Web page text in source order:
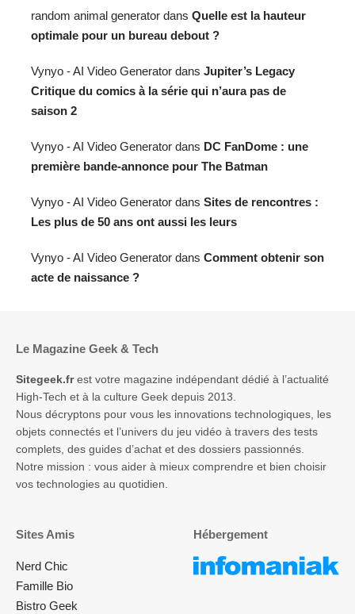
random animal generator dans Quelle est la hauteur
optimale pour un bureau debout ?
Vynyo - AI Video Generator dans Jupiter’s Legacy
Critique du comics à la série qui n’aura pas de
saison 2
Vynyo - AI Video Generator dans DC FanDome : une
première bande-annonce pour The Batman
Vynyo - AI Video Generator dans Sites de rencontres :
Les plus de 50 ans ont aussi les leurs
Vynyo - AI Video Generator dans Comment obtenir son
acte de naissance ?
Le Magazine Geek & Tech
Sitegeek.frest votre magazine indépendant dédié à l’actualité
High-Tech et à la culture Geek depuis 2013.
Nous décryptons pour vous les innovations technologiques, les
objets connectés et l’univers du jeu vidéo à travers des tests
complets, des guides d’achat et des dossiers passionnés.
Notre mission : vous aider à mieux comprendre et bien choisir
vos technologies au quotidien.
Sites Amis
Nerd Chic
Famille Bio
Bistro Geek
Hébergement